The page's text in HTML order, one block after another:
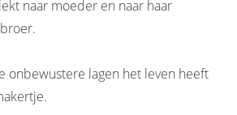
naar moeder en naar haar
onbewustere lagen het leven heeft